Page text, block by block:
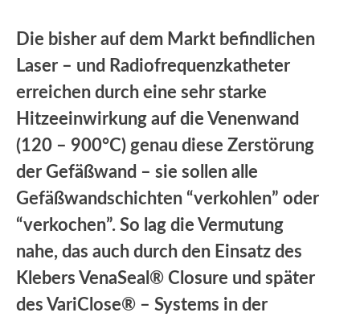
Die bisher auf dem Markt befindlichen
Laser – und Radiofrequenzkatheter
erreichen durch eine sehr starke
Hitzeeinwirkung auf die Venenwand
(120 – 900°C) genau diese Zerstörung
der Gefäßwand – sie sollen alle
Gefäßwandschichten “verkohlen” oder
“verkochen”. So lag die Vermutung
nahe, das auch durch den Einsatz des
Klebers VenaSeal® Closure und später
des VariClose® – Systems in der